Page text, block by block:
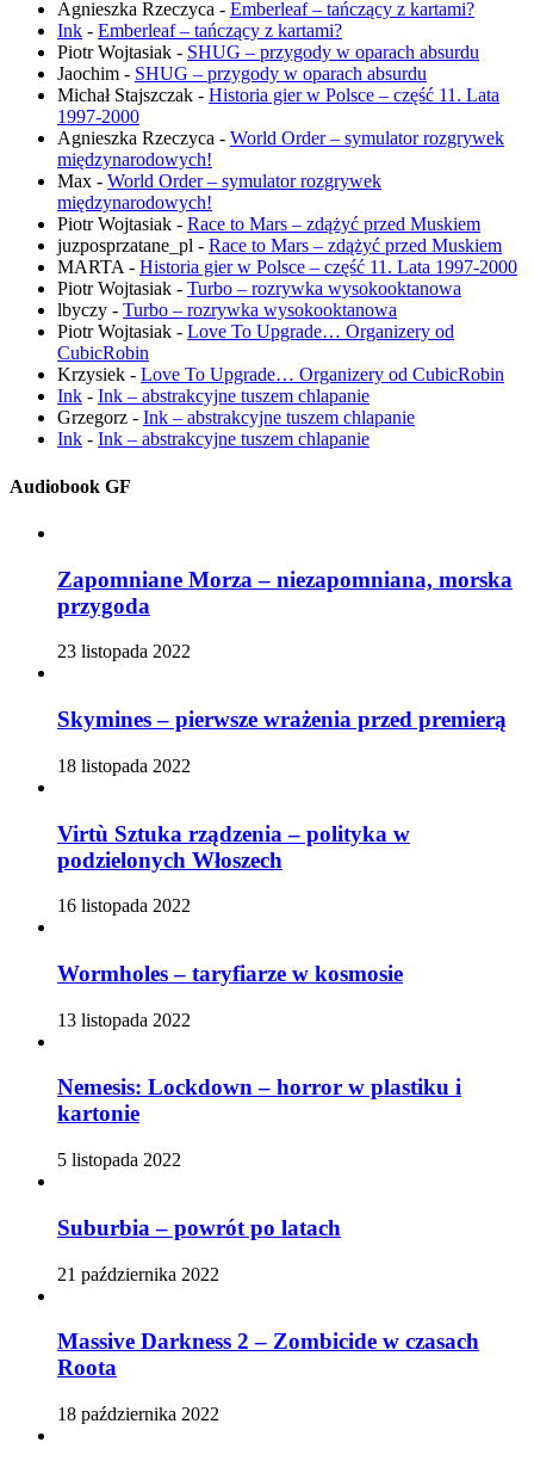
Agnieszka Rzeczyca - Emberleaf – tańczący z kartami?
Ink - Emberleaf – tańczący z kartami?
Piotr Wojtasiak - SHUG – przygody w oparach absurdu
Jaochim - SHUG – przygody w oparach absurdu
Michał Stajszczak - Historia gier w Polsce – część 11. Lata
1997-2000
Agnieszka Rzeczyca - World Order – symulator rozgrywek
międzynarodowych!
Max - World Order – symulator rozgrywek
międzynarodowych!
Piotr Wojtasiak - Race to Mars – zdążyć przed Muskiem
juzposprzatane_pl - Race to Mars – zdążyć przed Muskiem
MARTA- Historia gier w Polsce – część 11. Lata 1997-2000
Piotr Wojtasiak - Turbo – rozrywka wysokooktanowa
lbyczy - Turbo – rozrywka wysokooktanowa
Piotr Wojtasiak - Love To Upgrade… Organizery od
CubicRobin
Krzysiek - Love To Upgrade… Organizery od CubicRobin
Ink - Ink – abstrakcyjne tuszem chlapanie
Grzegorz - Ink – abstrakcyjne tuszem chlapanie
Ink - Ink – abstrakcyjne tuszem chlapanie
Audiobook GF
Zapomniane Morza – niezapomniana, morska
przygoda
23 listopada 2022
Skymines – pierwsze wrażenia przed premierą
18 listopada 2022
Virtù Sztuka rządzenia – polityka w
podzielonych Włoszech
16 listopada 2022
Wormholes – taryfiarze w kosmosie
13 listopada 2022
Nemesis: Lockdown – horror w plastiku i
kartonie
5 listopada 2022
Suburbia – powrót po latach
21 października 2022
Massive Darkness 2 – Zombicide w czasach
Roota
18 października 2022